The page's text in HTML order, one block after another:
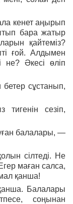
кенет аңырып
бара жатыр
қайтеміз?
ғой. Алдымен
не? Әкесі өліп
бетер сұстанып,
тигенін сезіп,
балалары, —
сілтеді. Не
маған салса,
қанша!
Балалары
соңынан